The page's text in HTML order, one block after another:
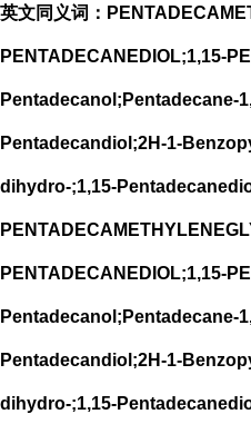
英文同义词：
PENTADECANEDIOL;1,15-
Pentadecanol;Pentadecane-
Pentadecandiol;2H-1-
dihydro-;1,15-
PENTADECANEDIOL;1,15-
Pentadecanol;Pentadecane-
Pentadecandiol;2H-1-
dihydro-;1,15-